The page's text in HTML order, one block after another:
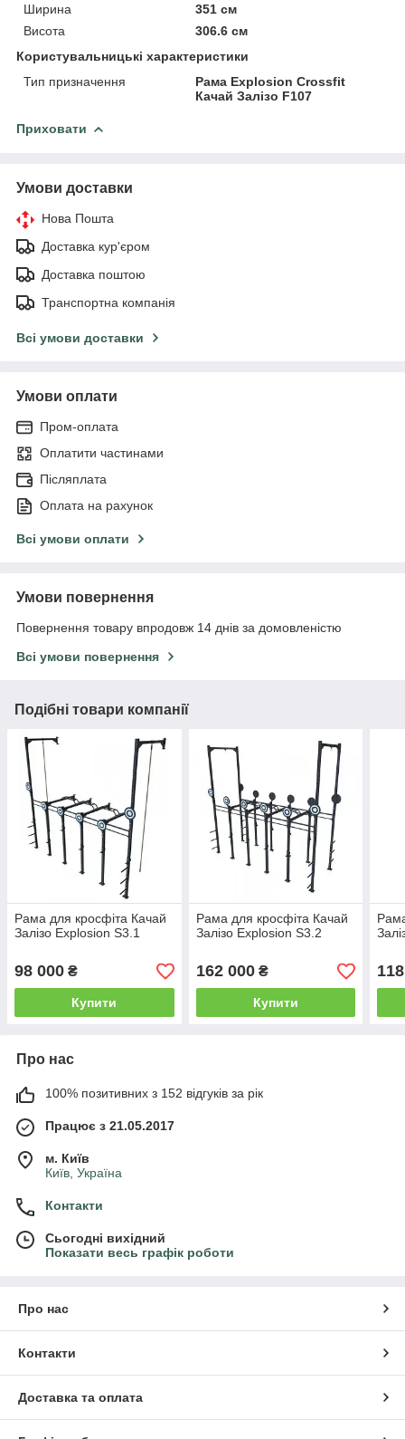
Ширина
351 см
Висота
306.6 см
Користувальницькі характеристики
Тип призначення
Рама Explosion Crossfit
Качай Залізо F107
Приховати
Умови доставки
Нова Пошта
Доставка кур'єром
Доставка поштою
Транспортна компанія
Всі умови доставки
Умови оплати
Пром-оплата
Оплатити частинами
Післяплата
Оплата на рахунок
Всі умови оплати
Умови повернення
Повернення товару впродовж 14 днів за домовленістю
Всі умови повернення
Подібні товари компанії
Рама для кросфіта Качай
Залізо Explosion S3.1
98 000 ₴
Купити
Рама для кросфіта Качай
Залізо Explosion S3.2
162 000₴
Купити
Про нас
100% позитивних з 152 відгуків за рік
Працює з 21.05.2017
м. Київ
Київ, Україна
Контакти
Сьогодні вихідний
Показати весь графік роботи
Про нас
Контакти
Доставка та оплата